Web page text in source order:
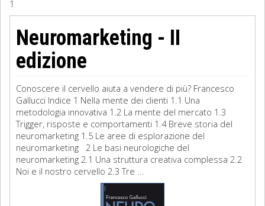
Filosofia
Matematica
Diritto
1
Neuromarketing - II
edizione
Conoscere il cervello aiuta a vendere di più? Francesco
Gallucci Indice 1 Nella mente dei clienti 1.1 Una
metodologia innovativa 1.2 La mente del mercato 1.3
Trigger, risposte e comportamenti 1.4 Breve storia del
neuromarketing 1.5 Le aree di esplorazione del
neuromarketing 2 Le basi neurologiche del
neuromarketing 2.1 Una struttura creativa complessa 2.2
Noi e il nostro cervello 2.3 Tre ...